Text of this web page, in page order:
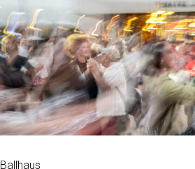
Ballhaus